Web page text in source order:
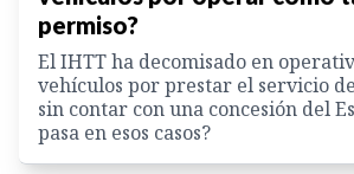
permiso?
El IHTT ha decomisado en
vehículos por prestar el servicio
sin contar con una concesión del
pasa en esos casos?